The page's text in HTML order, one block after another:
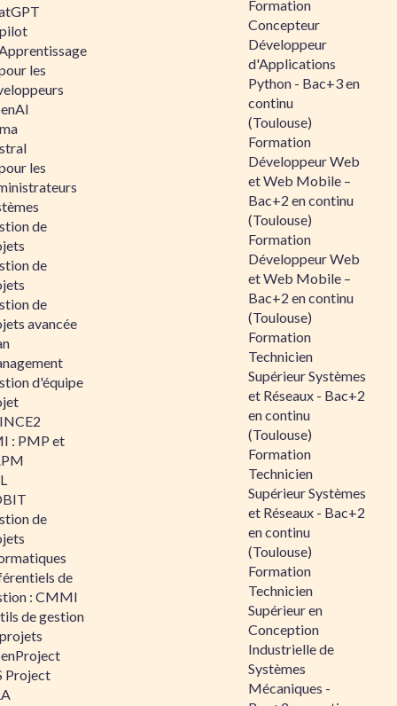
les
les
de
de
de
avancée
d'équipe
: PMP et
de
de
: CMMI
de gestion
Project
Formation
Concepteur
Développeur
d'Applications
Python - Bac+3 en
continu
(Toulouse)
Formation
Développeur Web
et Web Mobile –
Bac+2 en continu
(Toulouse)
Formation
Développeur Web
et Web Mobile –
Bac+2 en continu
(Toulouse)
Formation
Technicien
Supérieur Systèmes
et Réseaux - Bac+2
en continu
(Toulouse)
Formation
Technicien
Supérieur Systèmes
et Réseaux - Bac+2
en continu
(Toulouse)
Formation
Technicien
Supérieur en
Conception
Industrielle de
Systèmes
Mécaniques -